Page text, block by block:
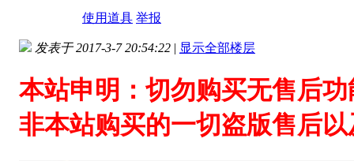
使用道具 举报
发表于 2017-3-7 20:54:22 | 显示全部楼层
本站申明：切勿购买无售后
非本站购买的一切盗版售后